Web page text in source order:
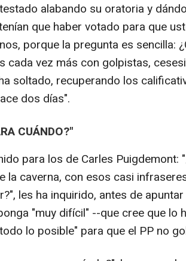
alabando su oratoria y
que haber votado para que
porque la pregunta es sencilla:
cada vez más con golpistas,
soltado, recuperando los
dos días".
CUÁNDO?"
para los de Carles Puigdemont:
la caverna, con esos casi
les ha inquirido, antes de
"muy difícil" --que cree que
lo posible" para que el PP no